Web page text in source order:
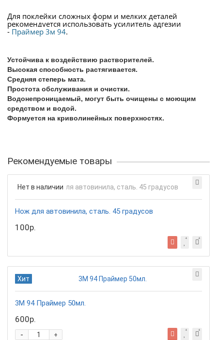
Для поклейки сложных форм и мелких деталей
рекомендуется использовать усилитель адгезии
- Праймер 3м 94.
Устойчива к воздействию растворителей.
Высокая способность растягивается.
Средняя степерь мата.
Простота обслуживания и очистки.
Водонепроницаемый, могут быть очищены с моющим
средством и водой.
Формуется на криволинейных поверхностях.
Рекомендуемые товары
Нет в наличии
Нож для автовинила, сталь. 45 градусов
100р.
Хит
3М 94 Праймер 50мл.
600р.
+
-